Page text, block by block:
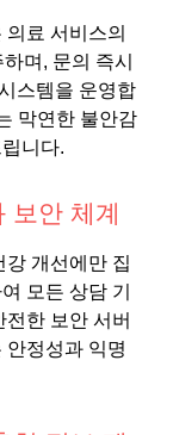
료 서비스의
며, 문의 즉시
스템을 운영합
막연한 불안감
니다.
보안 체계
개선에만 집
모든 상담 기
한 보안 서버
안정성과 익명